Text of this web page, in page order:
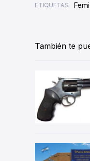
ETIQUETAS:
También te